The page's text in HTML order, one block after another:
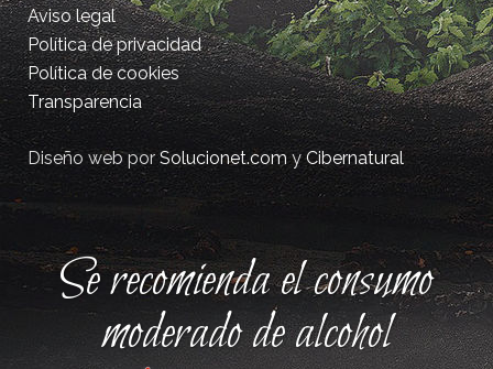
Aviso legal
Política de privacidad
Política de cookies
Transparencia
Diseño web porSolucionet.comyCibernatural
Se recomienda el consumo
moderado de alcohol